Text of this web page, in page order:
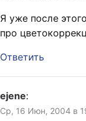
Я уже после
про
Ответить
ejene:
Ср, 16 Июн, 2004 в